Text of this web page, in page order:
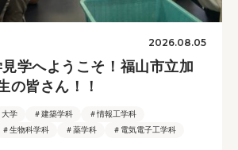
2026.08.05
見学へようこそ！福山市立加
の皆さん！！
大学 ＃建築学科
＃情報工学科
＃生物科学科 ＃薬学科 ＃電気電子工学科